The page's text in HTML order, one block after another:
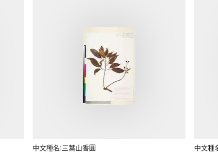
中文種名:三葉山香圓 中文種